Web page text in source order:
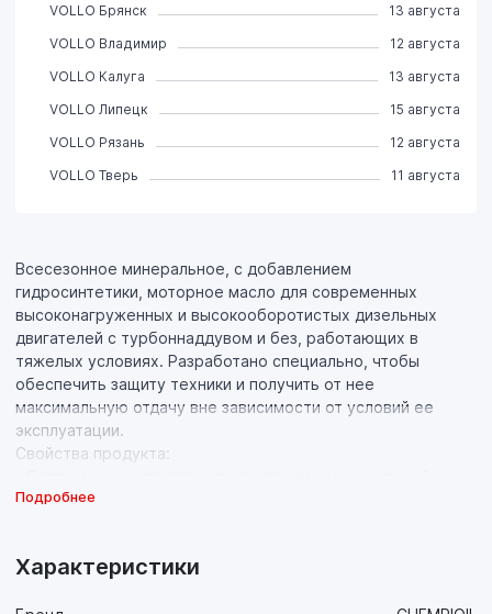
Всесезонное минеральное, с добавлением
гидросинтетики, моторное масло для современных
высоконагруженных и высокооборотистых дизельных
двигателей с турбоннаддувом и без, работающих в
тяжелых условиях. Разработано специально, чтобы
обеспечить защиту техники и получить от нее
максимальную отдачу вне зависимости от условий ее
эксплуатации.
Свойства продукта:
основой высочайшего качества, обладающей оптимальной
противоизносные свойства, что значительно продлевает
Подробнее
Характеристики
VOLLO Брянск
13 августа
VOLLO Владимир
12 августа
VOLLO Калуга
13 августа
VOLLO Липецк
15 августа
VOLLO Рязань
12 августа
VOLLO Тверь
11 августа